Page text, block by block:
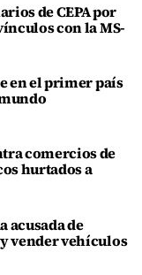
de CEPA por
con la MS-
en el primer país
comercios de
hurtados a
acusada de
vender vehículos